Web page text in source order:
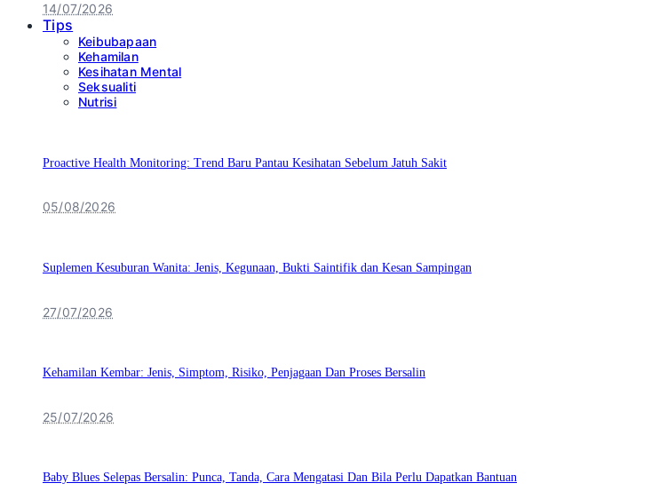
14/07/2026
Tips
Keibubapaan
Kehamilan
Kesihatan Mental
Seksualiti
Nutrisi
Proactive Health Monitoring: Trend Baru Pantau Kesihatan Sebelum Jatuh Sakit
05/08/2026
Suplemen Kesuburan Wanita: Jenis, Kegunaan, Bukti Saintifik dan Kesan Sampingan
27/07/2026
Kehamilan Kembar: Jenis, Simptom, Risiko, Penjagaan Dan Proses Bersalin
25/07/2026
Baby Blues Selepas Bersalin: Punca, Tanda, Cara Mengatasi Dan Bila Perlu Dapatkan Bantuan